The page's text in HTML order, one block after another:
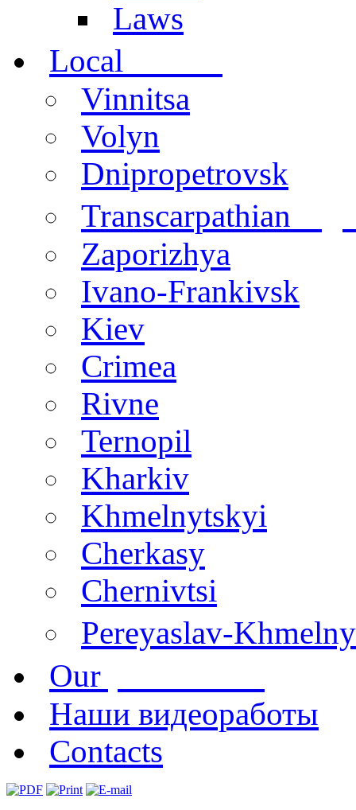
Laws
Local
Vinnitsa
Volyn
Dnipropetrovsk
Transcarpathian
Zaporizhya
Ivano-Frankivsk
Kiev
Crimea
Rivne
Ternopil
Kharkiv
Khmelnytskyi
Cherkasy
Chernivtsi
Pereyaslav-
Our
Наши видеоработы
Contacts